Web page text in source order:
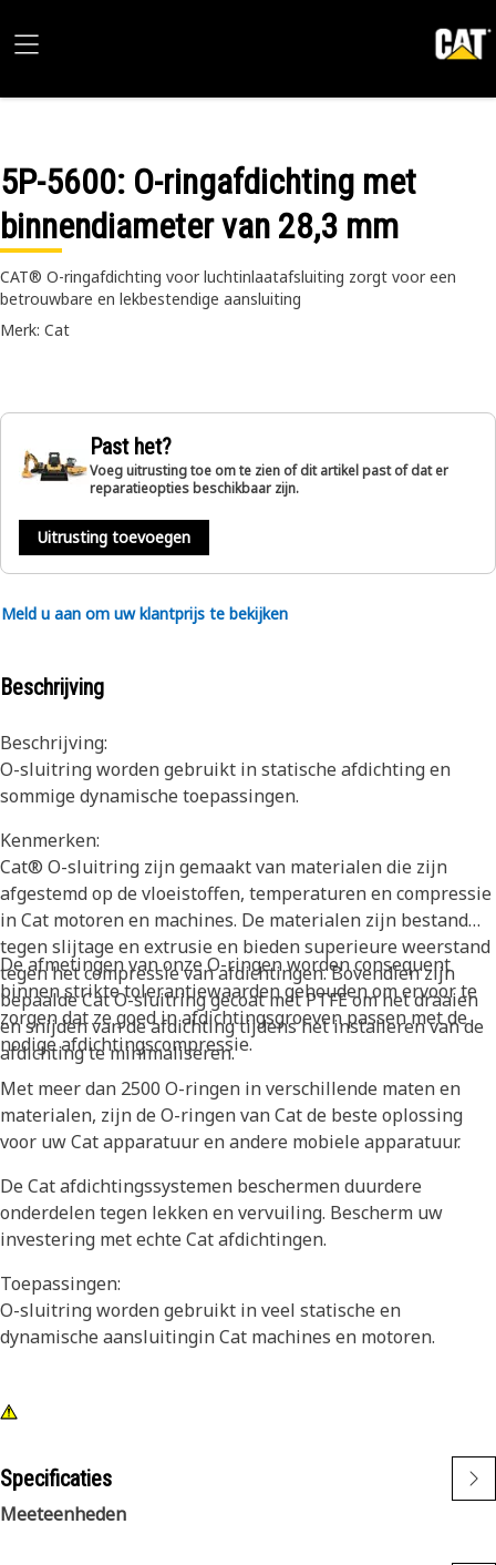
5P-5600: O-ringafdichting met
binnendiameter van 28,3 mm
CAT® O-ringafdichting voor luchtinlaatafsluiting zorgt voor een
betrouwbare en lekbestendige aansluiting
Merk: Cat
Past het?
Voeg uitrusting toe om te zien of dit artikel past of dat er
reparatieopties beschikbaar zijn.
Uitrusting toevoegen
Meld u aan om uw klantprijs te bekijken
Beschrijving
Beschrijving:
O-sluitring worden gebruikt in statische afdichting en
sommige dynamische toepassingen.
Kenmerken:
Cat® O-sluitring zijn gemaakt van materialen die zijn
afgestemd op de vloeistoffen, temperaturen en compressie
in Cat motoren en machines. De materialen zijn bestand
tegen slijtage en extrusie en bieden superieure weerstand
tegen het compressie van afdichtingen. Bovendien zijn
bepaalde Cat O-sluitring gecoat met PTFE om het draaien
en snijden van de afdichting tijdens het installeren van de
afdichting te minimaliseren.
De afmetingen van onze O-ringen worden consequent
binnen strikte tolerantiewaarden gehouden om ervoor te
zorgen dat ze goed in afdichtingsgroeven passen met de
nodige afdichtingscompressie.
Met meer dan 2500 O-ringen in verschillende maten en
materialen, zijn de O-ringen van Cat de beste oplossing
voor uw Cat apparatuur en andere mobiele apparatuur.
De Cat afdichtingssystemen beschermen duurdere
onderdelen tegen lekken en vervuiling. Bescherm uw
investering met echte Cat afdichtingen.
Toepassingen:
O-sluitring worden gebruikt in veel statische en
dynamische aansluitingin Cat machines en motoren.
Specificaties
Meeteenheden